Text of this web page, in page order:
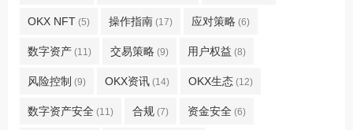
OKX NFT (5) 操作指南 (17) 应对策略 (6)
数字资产 (11) 交易策略 (9) 用户权益 (8)
风险控制 (9) OKX资讯 (14) OKX生态 (12)
数字资产安全 (11) 合规 (7) 资金安全 (6)